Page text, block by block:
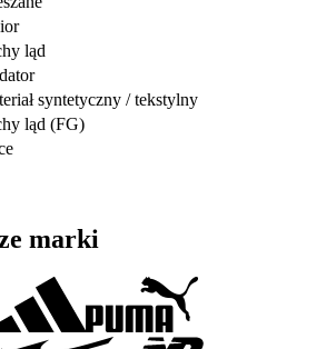
ląd
syntetyczny / tekstylny
ląd (FG)
marki